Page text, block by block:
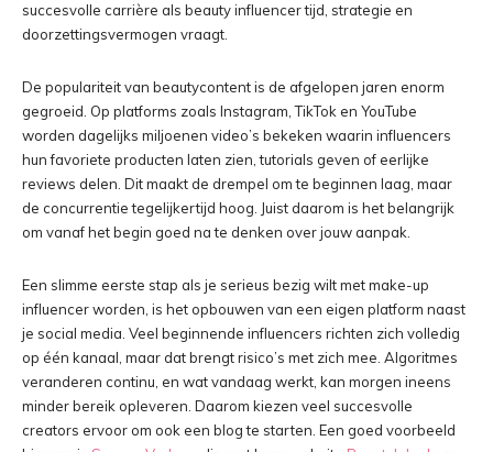
succesvolle carrière als beauty influencer tijd, strategie en
doorzettingsvermogen vraagt.
De populariteit van beautycontent is de afgelopen jaren enorm
gegroeid. Op platforms zoals Instagram, TikTok en YouTube
worden dagelijks miljoenen video’s bekeken waarin influencers
hun favoriete producten laten zien, tutorials geven of eerlijke
reviews delen. Dit maakt de drempel om te beginnen laag, maar
de concurrentie tegelijkertijd hoog. Juist daarom is het belangrijk
om vanaf het begin goed na te denken over jouw aanpak.
Een slimme eerste stap als je serieus bezig wilt met make-up
influencer worden, is het opbouwen van een eigen platform naast
je social media. Veel beginnende influencers richten zich volledig
op één kanaal, maar dat brengt risico’s met zich mee. Algoritmes
veranderen continu, en wat vandaag werkt, kan morgen ineens
minder bereik opleveren. Daarom kiezen veel succesvolle
creators ervoor om ook een blog te starten. Een goed voorbeeld